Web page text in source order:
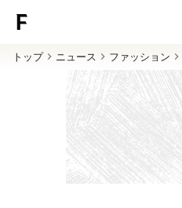
トップ ニュース ファッション